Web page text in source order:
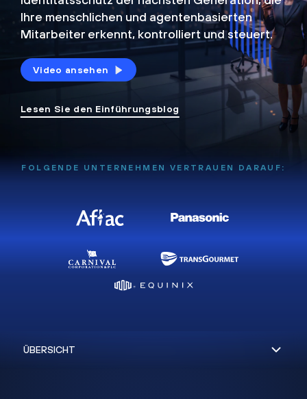
Ihre menschlichen und agentenbasierten
Mitarbeiter erkennt, kontrolliert undsteuert.
Video ansehen
Lesen Sie den Einführungsblog
FOLGENDE UNTERNEHMEN VERTRAUEN DARAUF: